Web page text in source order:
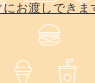
にお渡しできま